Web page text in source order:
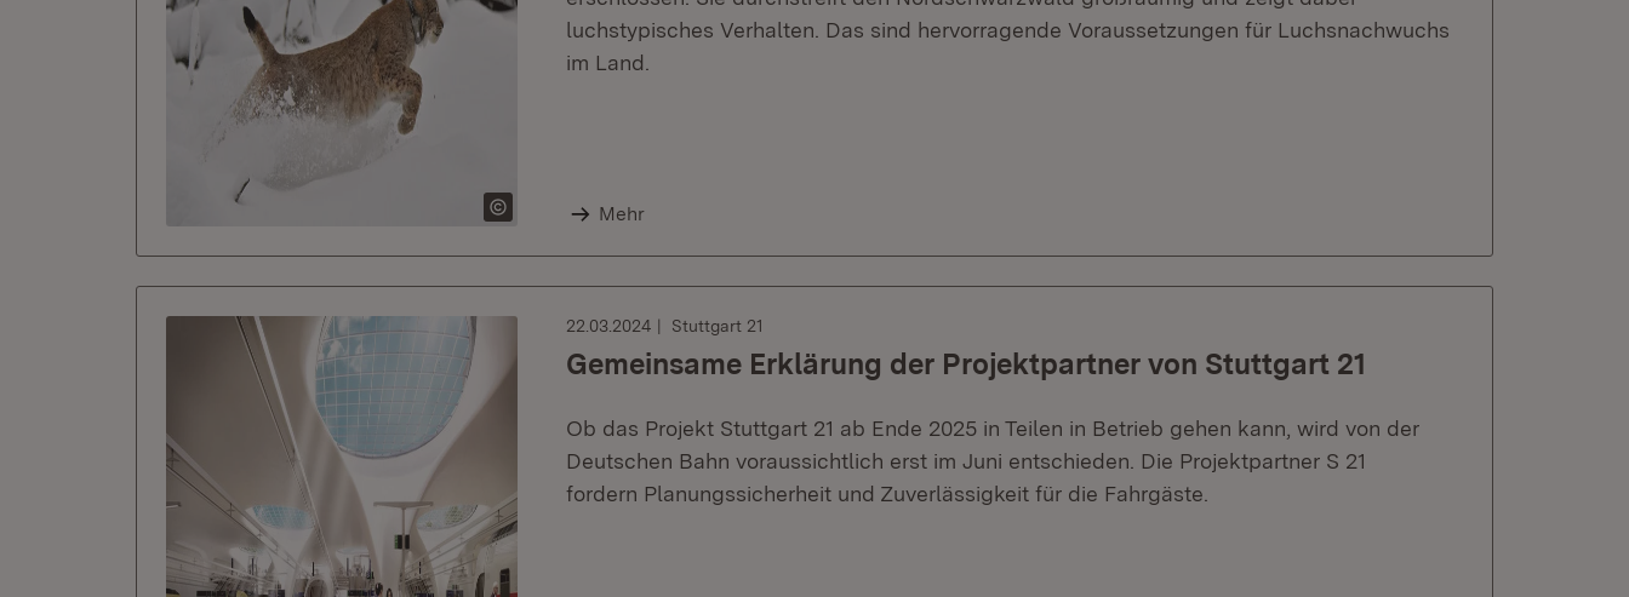
luchstypisches Verhalten. Das sind hervorragende Voraussetzungen für Luchsnachwuchs
im Land.
Mehr
22.03.2024 Stuttgart 21
Gemeinsame Erklärung der Projektpartner von Stuttgart 21
Ob das Projekt Stuttgart 21 ab Ende 2025 in Teilen in Betrieb gehen kann, wird von der
Deutschen Bahn voraussichtlich erst im Juni entschieden. Die Projektpartner S 21
fordern Planungssicherheit und Zuverlässigkeit für die Fahrgäste.